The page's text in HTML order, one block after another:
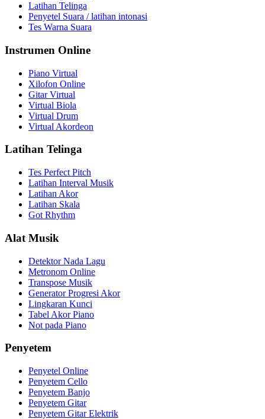
Latihan Telinga
Penyetel Suara / latihan intonasi
Tes Warna Suara
Instrumen Online
Piano Virtual
Xilofon Online
Gitar Virtual
Virtual Biola
Virtual Drum
Virtual Akordeon
Latihan Telinga
Tes Perfect Pitch
Latihan Interval Musik
Latihan Akor
Latihan Skala
Got Rhythm
Alat Musik
Detektor Nada Lagu
Metronom Online
Transpose Musik
Generator Progresi Akor
Lingkaran Kunci
Tabel Akor Piano
Not pada Piano
Penyetem
Penyetel Online
Penyetem Cello
Penyetem Banjo
Penyetem Gitar
Penyetem Gitar Elektrik